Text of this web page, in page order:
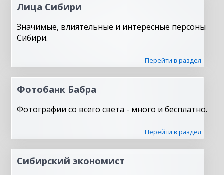
Лица Сибири
Значимые, влиятельные и интересные персоны
Сибири.
Перейти в раздел
Фотобанк Бабра
Фотографии со всего света - много и бесплатно.
Перейти в раздел
Сибирский экономист